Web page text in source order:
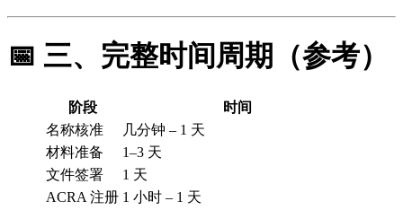
📅 三、完整时间周期（参考）
阶段
时间
名称核准
几分钟 – 1 天
材料准备
1–3 天
文件签署
1 天
ACRA 注册 1 小时 – 1 天